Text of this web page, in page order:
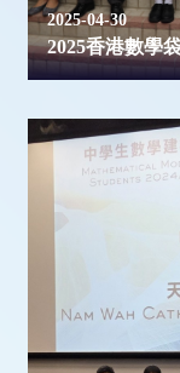
2025-04-30
2025香港數學